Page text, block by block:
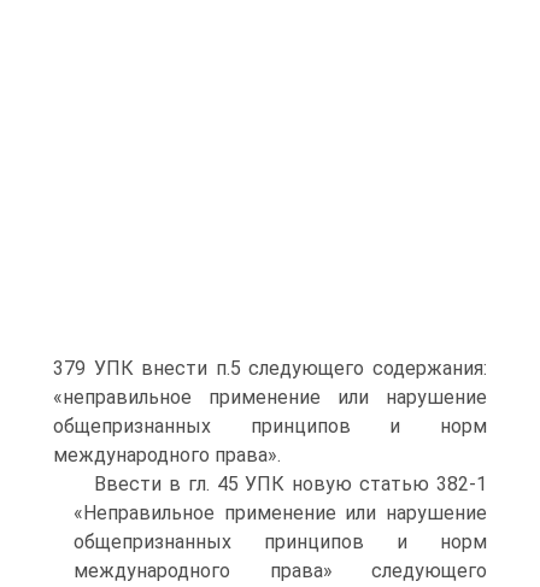
379 УПК внести п.5 следующего содержания:
«неправильное применение или нарушение
общепризнанных принципов и норм
международного права».
Ввести в гл. 45 УПК новую статью 382-1
«Неправильное применение или нарушение
общепризнанных принципов и норм
международного права» следующего